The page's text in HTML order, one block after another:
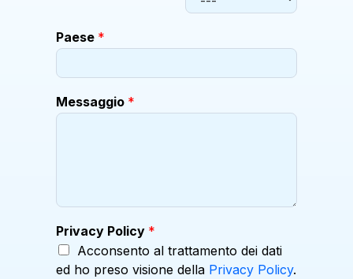
Paese *
N
u
i
p
e
Messaggio *
Privacy Policy *
Acconsento al trattamento dei dati
ed ho preso visione della Privacy Policy.